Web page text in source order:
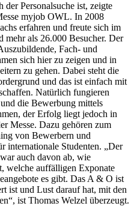
Personalsuche ist, zeigte
myjob OWL. In 2008
erfahren und freute sich im
mehr als 26.000 Besucher. Der
Fach- und
sich hier zu zeigen und in
zu gehen. Dabei steht die
und das ist einfach mit
Natürlich fungieren
die Bewerbung mittels
der Erfolg liegt jedoch in
Messe. Dazu gehören zum
von Bewerbern und
internationale Studenten. „Der
auch davon ab, wie
welche auffälligen Exponate
es gibt. Das A & O ist
ist und Lust darauf hat, mit den
ist Thomas Welzel überzeugt.